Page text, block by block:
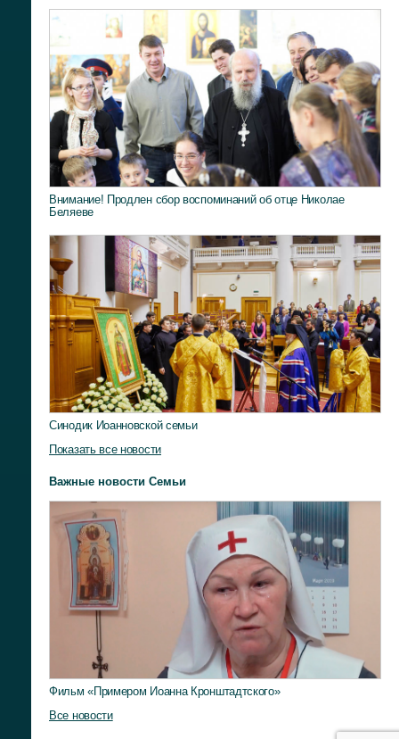
Внимание! Продлен сбор воспоминаний об отце Николае
Беляеве
Синодик Иоанновской семьи
Показать все новости
Важные новости Семьи
Фильм «Примером Иоанна Кронштадтского»
Все новости